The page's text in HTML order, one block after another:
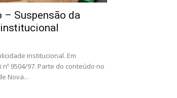
– Suspensão da
institucional. Em
9504/97. Parte do conteúdo no
Nova...